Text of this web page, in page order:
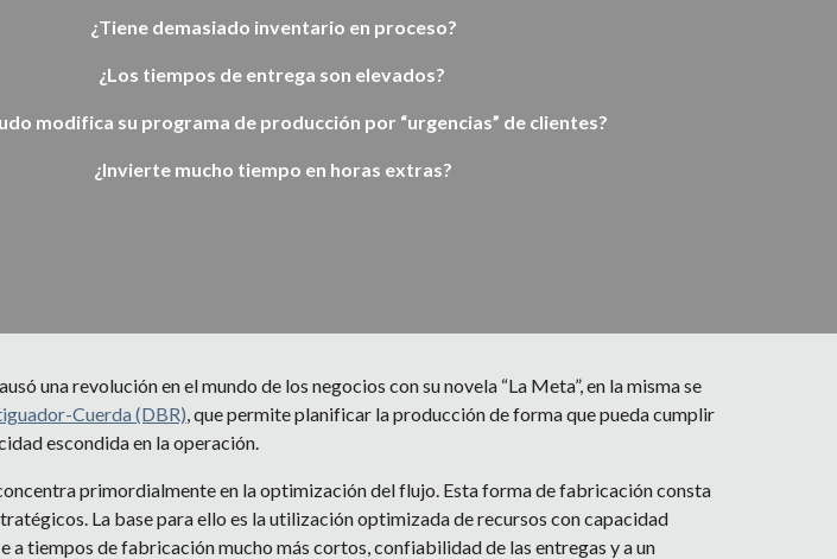
¿Tiene demasiado inventario en proceso?
¿Los tiempos de entrega son elevados?
modifica su programa de producción por “urgencias” de clientes?
¿Invierte mucho tiempo en horas extras?
una revolución en el mundo de los negocios con su novela “La Meta”, en la misma se
Cuerda (DBR), que permite planificar la producción de forma que pueda cumplir
escondida en la operación.
primordialmente en la optimización del flujo. Esta forma de fabricación consta
La base para ello es la utilización optimizada de recursos con capacidad
tiempos de fabricación mucho más cortos, confiabilidad de las entregas y a un